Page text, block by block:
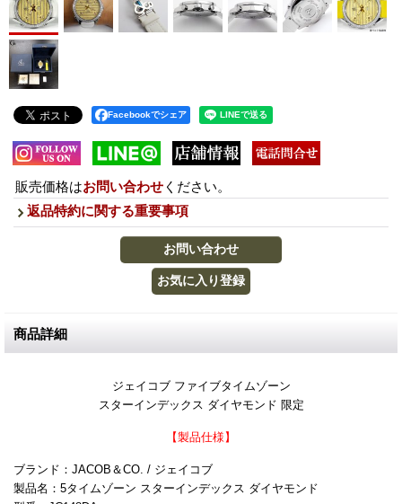
Facebookでシェア
販売価格はお問い合わせ ください。
返品特約に関する重要事項
商品詳細
ジェイコブ ファイブタイムゾーン
スターインデックス ダイヤモンド 限定
【製品仕様】
ブランド：JACOB＆CO. / ジェイコブ
製品名：5タイムゾーン スターインデックス ダイヤモンド